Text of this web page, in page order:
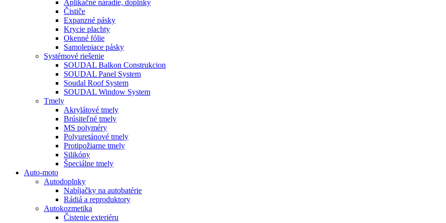
Aplikačné náradie, doplnky
Čističe
Expanzné pásky
Krycie plachty
Okenné fólie
Samolepiace pásky
Systémové riešenie
SOUDAL Balkon Construkcion
SOUDAL Panel System
Soudal Roof System
SOUDAL Window System
Tmely
Akrylátové tmely
Brúsiteľné tmely
MS polyméry
Polyuretánové tmely
Protipožiarne tmely
Silikóny
Špeciálne tmely
Auto-moto
Autodoplnky
Nabíjačky na autobatérie
Rádiá a reproduktory
Autokozmetika
Čistenie exteriéru